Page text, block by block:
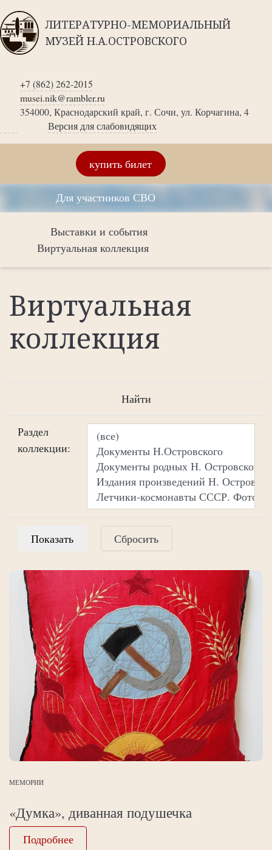
ЛИТЕРАТУРНО-МЕМОРИАЛЬНЫЙ
МУЗЕЙ Н.А.ОСТРОВСКОГО
+7 (862) 262-2015
musei.nik@rambler.ru
354000, Краснодарский край, г. Сочи, ул. Корчагина, 4
Версия для слабовидящих
купить билет
Для участников СВО
Выставки и события
Виртуальная коллекция
Виртуальная
коллекция
Найти
Раздел
коллекции:
Сбросить
МЕМОРИИ
«Думка», диванная подушечка
Подробнее